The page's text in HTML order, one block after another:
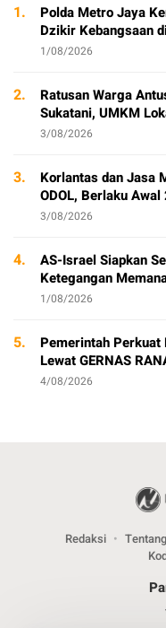
1.
Polda Metro Jaya
Dzikir Kebangsaan
1/08/2026
2.
Ratusan Warga
Sukatani, UMKM
3/08/2026
3.
Korlantas dan Jasa
ODOL, Berlaku
3/08/2026
4.
AS-Israel Siapkan
Ketegangan
1/08/2026
5.
Pemerintah
Lewat GERNAS
4/08/2026
Redaksi